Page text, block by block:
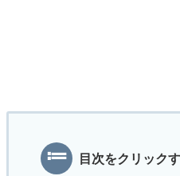
目次をクリック